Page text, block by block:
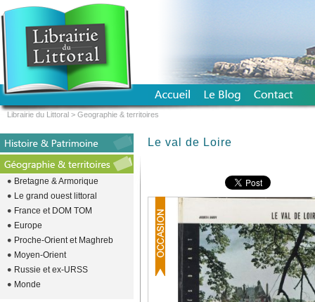
Le val de Loire
Bretagne & Armorique
Le grand ouest littoral
France et DOM TOM
Europe
Proche-Orient et Maghreb
Moyen-Orient
Russie et ex-URSS
Monde
Librairie du Littoral > Geographie & territoires